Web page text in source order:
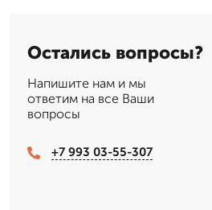
Остались вопросы?
Напишите нам и мы
ответим на все Ваши
вопросы
+7 993 03-55-307